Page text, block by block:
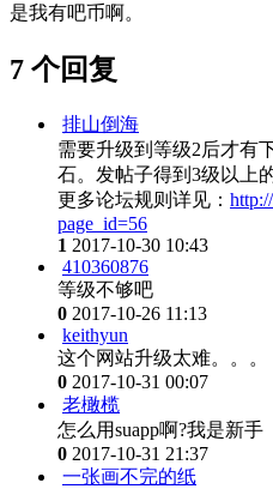
是我有吧币啊。
7 个回复
排山倒海
需要升级到等级2后才有
石。发帖子得到3级以上
更多论坛规则详见：
page_id=56
1 2017-10-30 10:43
410360876
等级不够吧
0 2017-10-26 11:13
keithyun
这个网站升级太难。。。
0 2017-10-31 00:07
老橄榄
怎么用suapp啊?我是新手
0 2017-10-31 21:37
一张画不完的纸